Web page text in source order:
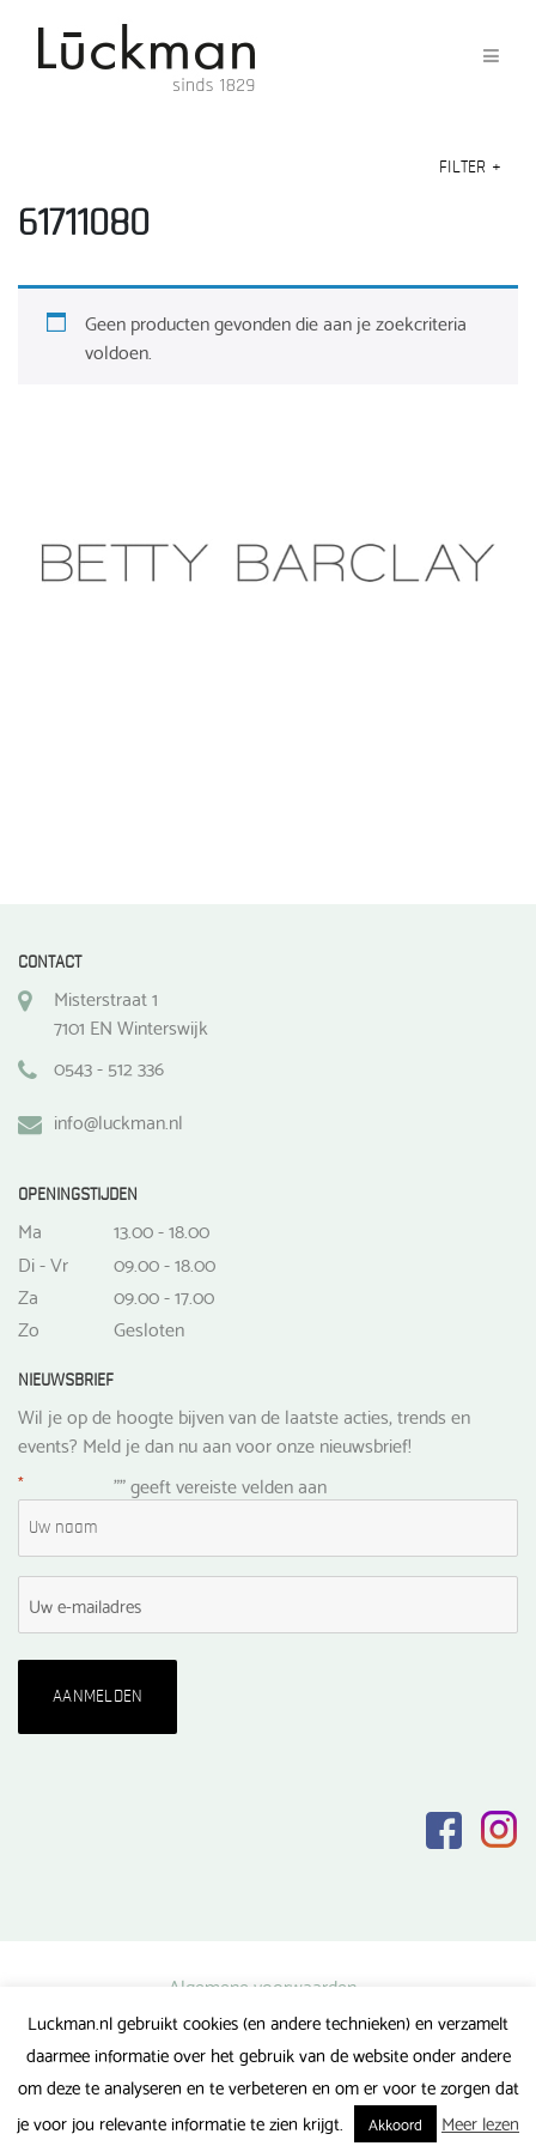
FILTER +
61711080
Geen producten gevonden die aan je zoekcriteria
voldoen.
CONTACT
Misterstraat 1
7101 EN Winterswijk
0543 - 512 336
info@luckman.nl
OPENINGSTIJDEN
Ma
13.00 - 18.00
Di - Vr
09.00 - 18.00
Za
09.00 - 17.00
Zo
Gesloten
NIEUWSBRIEF
Wil je op de hoogte bijven van de laatste acties, trends en
events? Meld je dan nu aan voor onze nieuwsbrief!
"
* " geeft vereiste velden aan
Algemene voorwaarden
Privacy verklaring
Veel gestelde vragen
Luckman.nl gebruikt cookies (en andere technieken) en verzamelt
daarmee informatie over het gebruik van de website onder andere
om deze te analyseren en te verbeteren en om er voor te zorgen dat
je voor jou relevante informatie te zien krijgt.
Akkoord Meer lezen